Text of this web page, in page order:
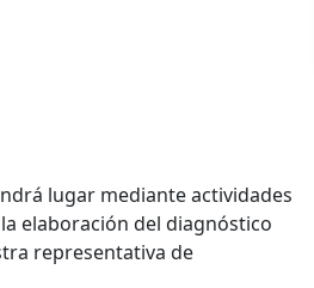
lugar mediante actividades
elaboración del diagnóstico
representativa de